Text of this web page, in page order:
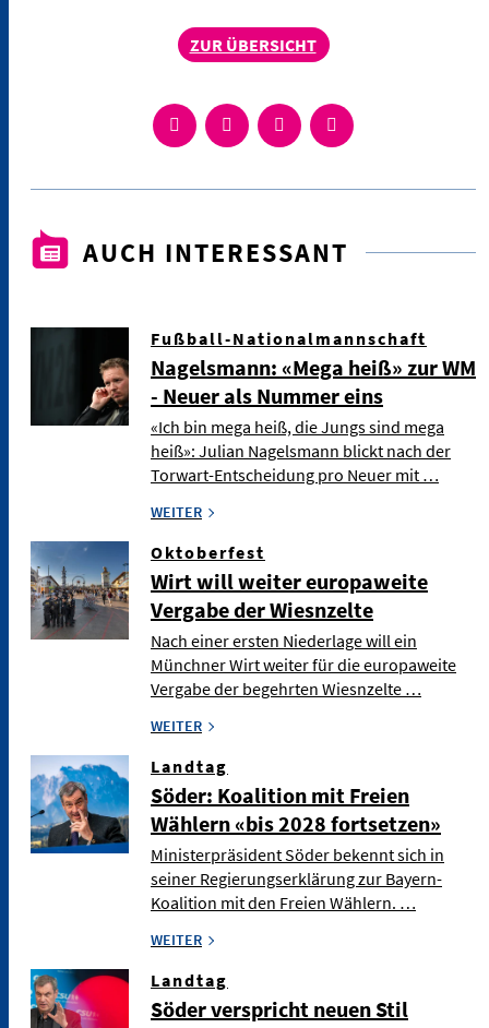
ZUR ÜBERSICHT
AUCH INTERESSANT
Fußball-Nationalmannschaft
Nagelsmann: «Mega heiß» zur WM
- Neuer als Nummer eins
«Ich bin mega heiß, die Jungs sind mega
heiß»: Julian Nagelsmann blickt nach der
Torwart-Entscheidung pro Neuer mit …
WEITER
Oktoberfest
Wirt will weiter europaweite
Vergabe der Wiesnzelte
Nach einer ersten Niederlage will ein
Münchner Wirt weiter für die europaweite
Vergabe der begehrten Wiesnzelte …
WEITER
Landtag
Söder: Koalition mit Freien
Wählern «bis 2028 fortsetzen»
Ministerpräsident Söder bekennt sich in
seiner Regierungserklärung zur Bayern-
Koalition mit den Freien Wählern. …
WEITER
Landtag
Söder verspricht neuen Stil